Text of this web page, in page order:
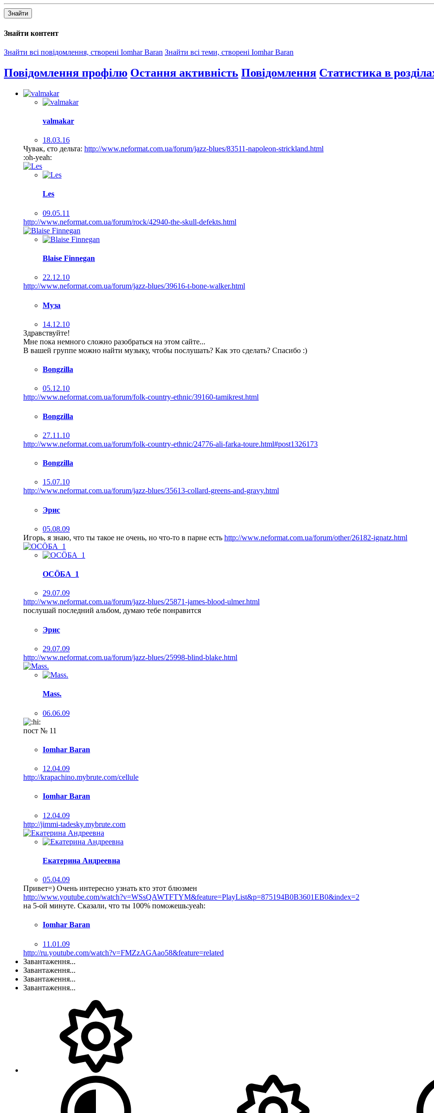
Знайти
Знайти контент
Знайти всі повідомлення, створені Iomhar Baran Знайти всі теми, створені Iomhar Baran
Повідомлення профілю Остання активність Повідомлення Статистика в
valmakar
18.03.16
Чувак, єто дельта: http://www.neformat.com.ua/forum/jazz-blues/83511-napoleon-strickland.html
:oh-yeah:
Les
09.05.11
http://www.neformat.com.ua/forum/rock/42940-the-skull-defekts.html
Blaise Finnegan
22.12.10
http://www.neformat.com.ua/forum/jazz-blues/39616-t-bone-walker.html
Муза
14.12.10
Здравствуйте!
Мне пока немного сложно разобраться на этом сайте...
В вашей группе можно найти музыку, чтобы послушать? Как это сделать? Спасибо :)
Bongzilla
05.12.10
http://www.neformat.com.ua/forum/folk-country-ethnic/39160-tamikrest.html
Bongzilla
27.11.10
http://www.neformat.com.ua/forum/folk-country-ethnic/24776-ali-farka-toure.html#post1326173
Bongzilla
15.07.10
http://www.neformat.com.ua/forum/jazz-blues/35613-collard-greens-and-gravy.html
Эрис
05.08.09
Игорь, я знаю, что ты такое не очень, но что-то в парне есть http://www.neformat.com.ua/forum/other/26182-ignatz.html
ОСÖБА_1
29.07.09
http://www.neformat.com.ua/forum/jazz-blues/25871-james-blood-ulmer.html
послушай последний альбом, думаю тебе понравится
Эрис
29.07.09
http://www.neformat.com.ua/forum/jazz-blues/25998-blind-blake.html
Mass.
06.06.09
пост № 11
Iomhar Baran
12.04.09
http://krapachino.mybrute.com/cellule
Iomhar Baran
12.04.09
http://jimmi-tadesky.mybrute.com
Екатерина Андреевна
05.04.09
Привет=) Очень интересно узнать кто этот блюзмен
http://www.youtube.com/watch?v=WSsQAWTFTYM&feature=PlayList&p=875194B0B3601EB0&index=2
на 5-ой минуте. Сказали, что ты 100% поможешь:yeah:
Iomhar Baran
11.01.09
http://ru.youtube.com/watch?v=FMZzAGAao58&feature=related
Завантаження...
Завантаження...
Завантаження...
Завантаження...